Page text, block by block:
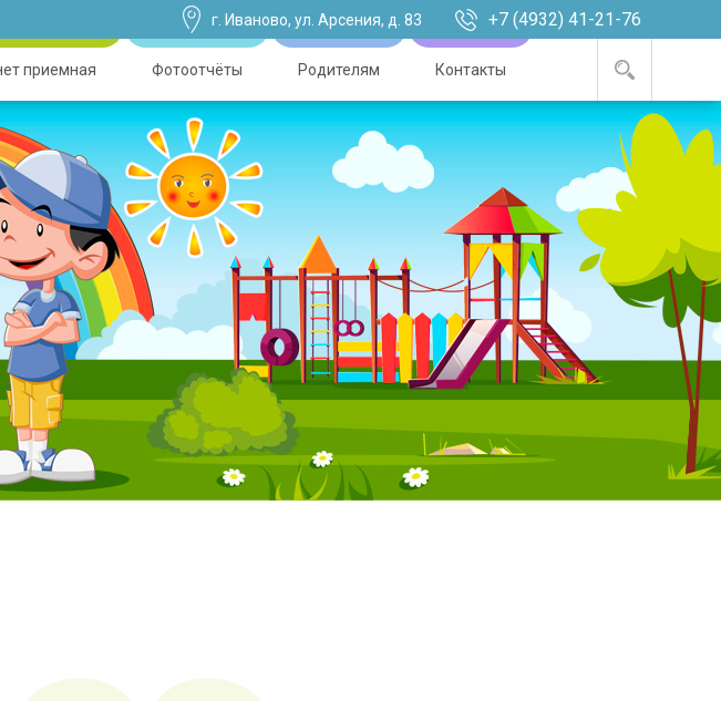
г. Иваново, ул. Арсения, д. 83 +7 (4932) 41-21-76
приемная Фотоотчёты Родителям Контакты